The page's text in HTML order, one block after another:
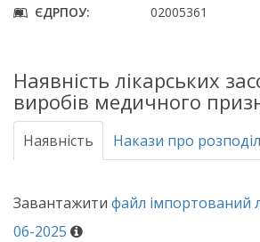
ЄДРПОУ: 02005361
Наявність лікарських
виробів медичного
Наявність Накази про розподіл
Завантажити файл імпортований
06-2025